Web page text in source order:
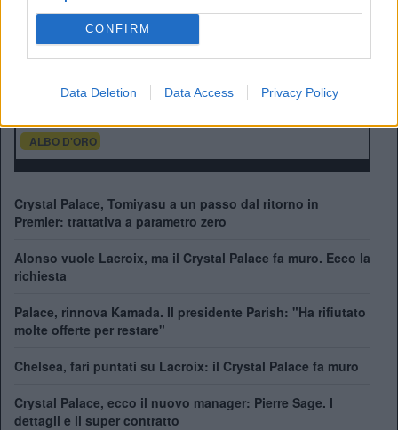
CONFIRM
Data Deletion Data Access Privacy Policy
Anno di Fondazione:1905
Stadio:Selhurst Park (26.255)
Presidente: Steve Parish
ALBO D'ORO
Crystal Palace, Tomiyasu a un passo dal ritorno in
Premier: trattativa a parametro zero
Alonso vuole Lacroix, ma il Crystal Palace fa muro. Ecco la
richiesta
Palace, rinnova Kamada. Il presidente Parish: "Ha rifiutato
molte offerte per restare"
Chelsea, fari puntati su Lacroix: il Crystal Palace fa muro
Crystal Palace, ecco il nuovo manager: Pierre Sage. I
dettagli e il super contratto